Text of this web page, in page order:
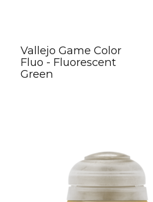
Vallejo Game Color
Fluo - Fluorescent
Green